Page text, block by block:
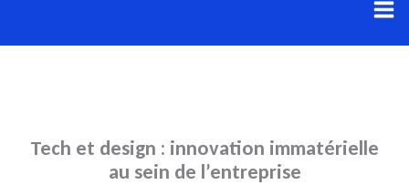
au
Tech et design : innovation immatérielle
au sein de l’entreprise